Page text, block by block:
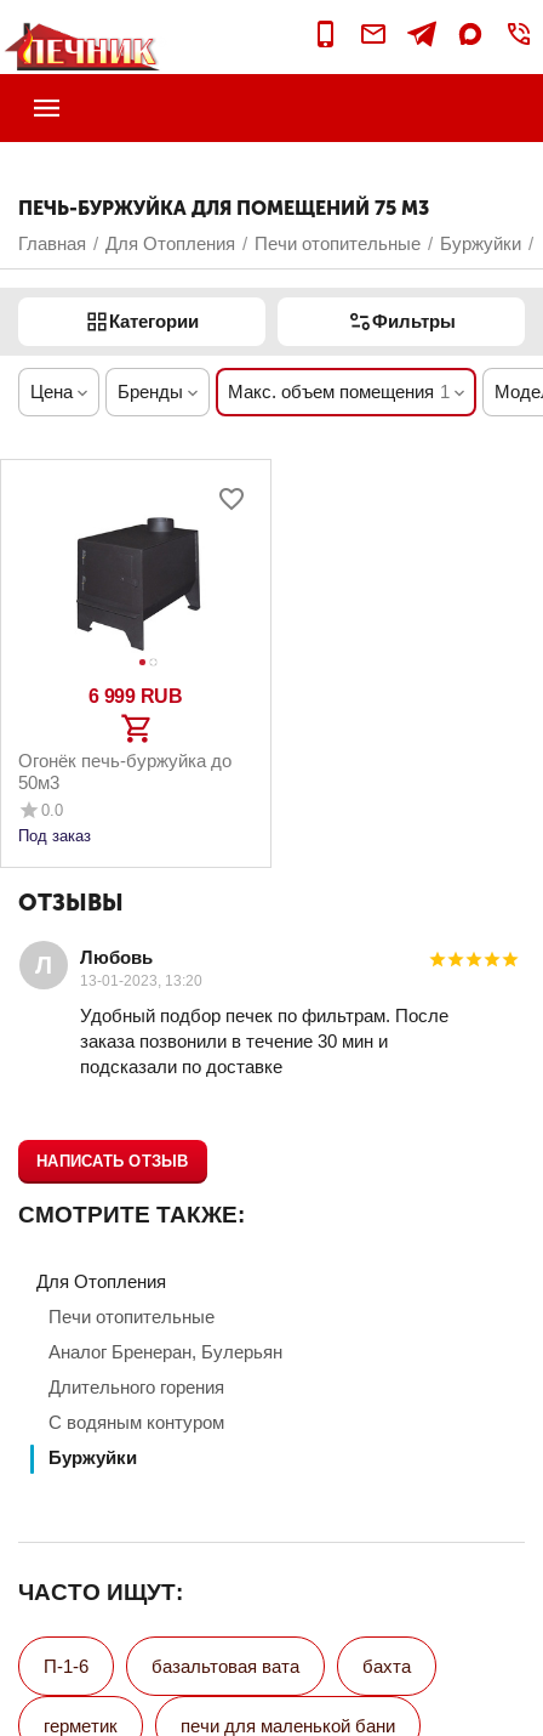
ПЕЧЬ-БУРЖУЙКА ДЛЯ ПОМЕЩЕНИЙ 75 М3
Главная / Для Отопления / Печи отопительные / Буржуйки /
Категории Фильтры
Цена Бренды Макс. объем помещения 1
6 999 RUB
Огонёк печь-буржуйка до
50м3
0.0
Под заказ
ОТЗЫВЫ
Л Любовь
13-01-2023, 13:20
Удобный подбор печек по фильтрам. После
заказа позвонили в течение 30 мин и
подсказали по доставке
НАПИСАТЬ ОТЗЫВ
СМОТРИТЕ ТАКЖЕ:
Для Отопления
Печи отопительные
Аналог Бренеран, Булерьян
Длительного горения
С водяным контуром
Буржуйки
ЧАСТО ИЩУТ:
П-1-6 базальтовая вата бахта
герметик печи для маленькой бани